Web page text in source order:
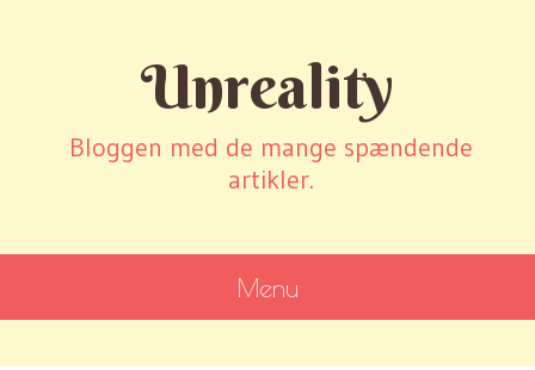
Unreality
Bloggen med de mange spændende
artikler.
Menu